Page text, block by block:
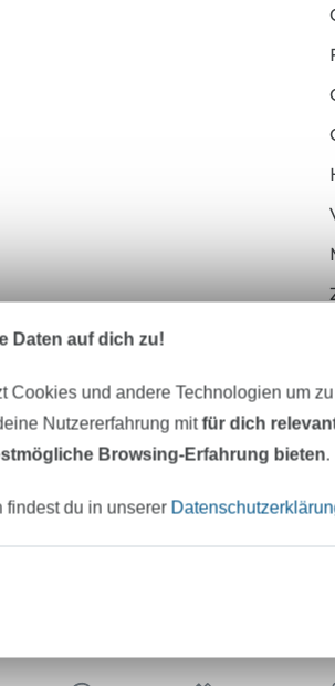
Unser Tipp:
Daten auf dich zu!
Cookies und andere Technologien um
Nutzererfahrung mitfür dich
Browsing-Erfahrung bieten.
findest du in unserer